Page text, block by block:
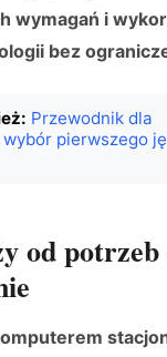
wymagań i
bez
Przewodnik dla
pierwszego
od potrzeb